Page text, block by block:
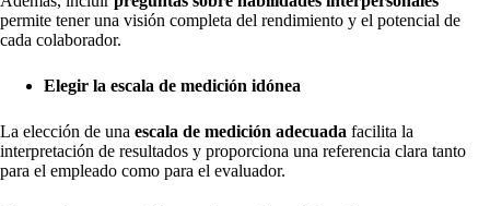
permite tener una visión completa del rendimiento y el potencial de
cada colaborador.
Elegir la escala de medición idónea
La elección de una escala de medición adecuada facilita la
interpretación de resultados y proporciona una referencia clara tanto
para el empleado como para el evaluador.